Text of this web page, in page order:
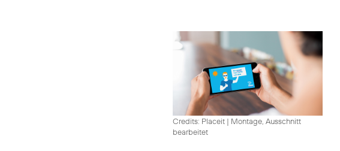
Credits: Placeit | Montage, Ausschnitt
bearbeitet